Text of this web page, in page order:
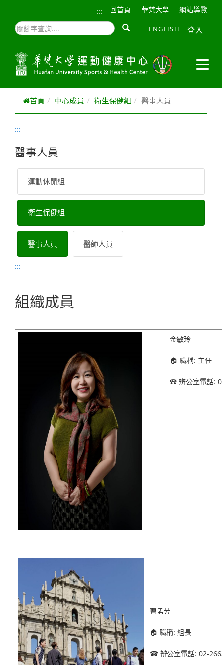
::: 回首頁 華梵大學 網站導覽
ENGLISH 登入
首頁 中心成員 衛生保健組 醫事人員
:::
醫事人員
運動休閒組
衛生保健組
醫事人員 醫師人員
:::
組織成員
金敏玲
🏠 職稱: 主任
☎ 辨公室電話:
曹孟芳
🏠 職稱: 組長
☎ 辨公室電話: 02-